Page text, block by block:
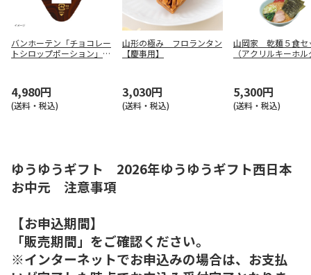
バンホーテン「チョコレー
トシロップポーション」3
4,980円
(送料・税込)
山形の極み フロランタン
【慶事用】
3,030円
(送料・税込)
山岡家 乾麺５食セ
（アクリルキーホ
5,300円
(送料・税込)
ゆうゆうギフト 2026年ゆうゆうギフト西日本
お中元 注意事項
【お申込期間】
「販売期間」をご確認ください。
※インターネットでお申込みの場合は、お支払